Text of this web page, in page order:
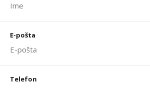
E-pošta
Telefon